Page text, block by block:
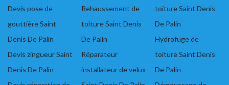
Devis pose de
gouttière Saint
Denis De Palin
Devis zingueur Saint
Denis De Palin
Rehaussement de
toiture Saint Denis
De Palin
Réparateur
installateur de velux
toiture Saint Denis
De Palin
Hydrofuge de
toiture Saint Denis
De Palin